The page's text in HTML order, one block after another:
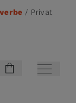
/ Privat